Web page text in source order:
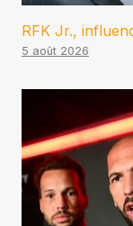
RFK Jr.,
5 août 2026